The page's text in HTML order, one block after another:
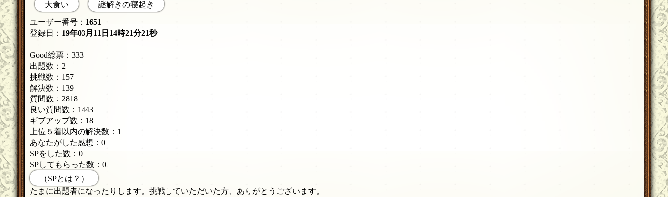
大食い 謎解きの寝起き
ユーザー番号： 1651
登録日： 19年03月11日14時21分21秒
Good総票：333
出題数：2
挑戦数：157
解決数：139
質問数：2818
良い質問数：1443
ギブアップ数：18
上位５着以内の解決数：1
あなたがした感想：0
SPをした数：0
SPしてもらった数：0
（SPとは？）
たまに出題者になったりします。挑戦していただいた方、ありがとうございます。